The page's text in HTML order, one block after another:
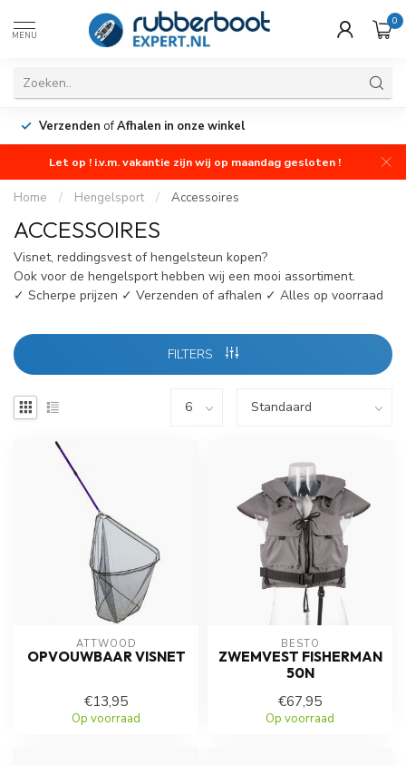
MENU
0
Verzenden ofAfhalen in onze winkel
Let op ! i.v.m. vakantie zijn wij op maandag gesloten !
Home / Hengelsport / Accessoires
ACCESSOIRES
Visnet, reddingsvest of hengelsteun kopen?
Ook voor de hengelsport hebben wij een mooi assortiment.
✓ Scherpe prijzen ✓ Verzenden of afhalen ✓ Alles op voorraad
FILTERS
ATTWOOD
OPVOUWBAAR VISNET
€13,95
Op voorraad
BESTO
ZWEMVEST FISHERMAN
50N
€67,95
Op voorraad